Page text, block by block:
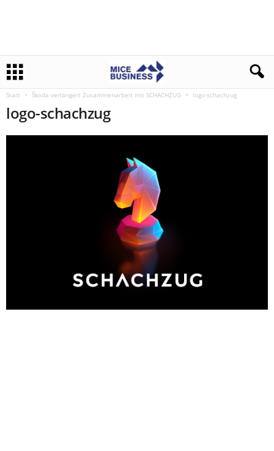
Start Škoda verlängert Zusammenarbeit mit SCHACHZUG logo-schachzug
logo-schachzug